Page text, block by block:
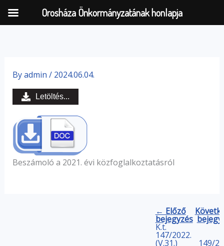
content
Byadmin / 2024.06.04.
Beszámoló a 2021. évi közfoglalkoztatásról
Letöltés...
← Előző
bejegyzés
K.t.
147/2022.
(V.31.) 149/
Orosháza Önkormányzatának honlapja